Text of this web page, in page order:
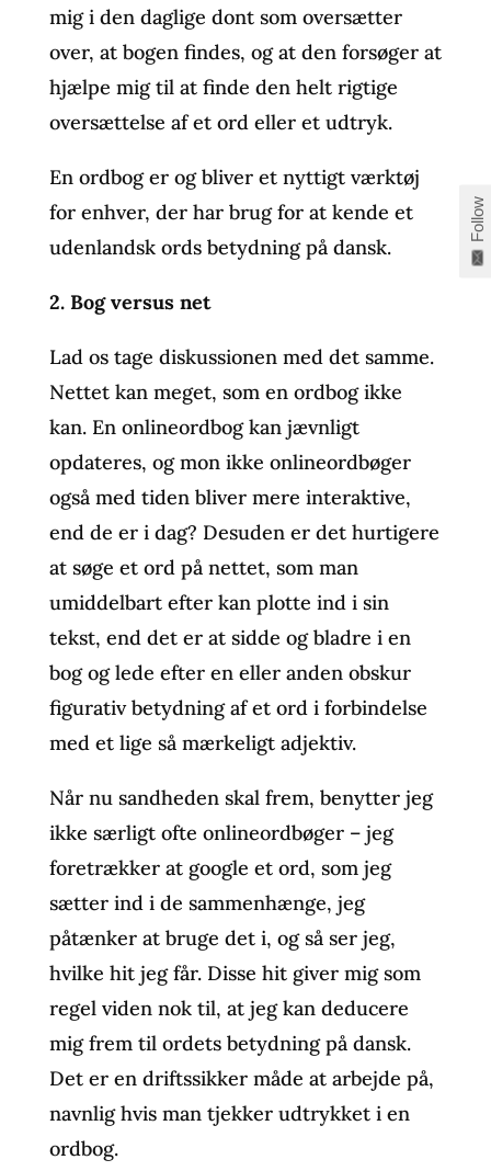
mig i den daglige dont som oversætter
over, at bogen findes, og at den forsøger at
hjælpe mig til at finde den helt rigtige
oversættelse af et ord eller et udtryk.
En ordbog er og bliver et nyttigt værktøj
for enhver, der har brug for at kende et
udenlandsk ords betydning på dansk.
2. Bog versus net
Lad os tage diskussionen med det samme.
Nettet kan meget, som en ordbog ikke
kan. En onlineordbog kan jævnligt
opdateres, og mon ikke onlineordbøger
også med tiden bliver mere interaktive,
end de er i dag? Desuden er det hurtigere
at søge et ord på nettet, som man
umiddelbart efter kan plotte ind i sin
tekst, end det er at sidde og bladre i en
bog og lede efter en eller anden obskur
figurativ betydning af et ord i forbindelse
med et lige så mærkeligt adjektiv.
Når nu sandheden skal frem, benytter jeg
ikke særligt ofte onlineordbøger – jeg
foretrækker at google et ord, som jeg
sætter ind i de sammenhænge, jeg
påtænker at bruge det i, og så ser jeg,
hvilke hit jeg får. Disse hit giver mig som
regel viden nok til, at jeg kan deducere
mig frem til ordets betydning på dansk.
Det er en driftssikker måde at arbejde på,
navnlig hvis man tjekker udtrykket i en
ordbog.
Follow